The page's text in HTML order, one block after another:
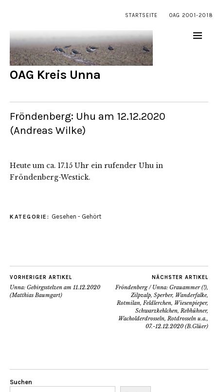
STARTSEITE OAG 2001-2018
OAG Kreis Unna
Fröndenberg: Uhu am 12.12.2020
(Andreas Wilke)
Heute um ca. 17.15 Uhr ein rufender Uhu in
Fröndenberg-Westick.
KATEGORIE: Gesehen - Gehört
VORHERIGER ARTIKEL
Unna: Gebirgsstelzen am 11.12.2020
(Matthias Baumgart)
NÄCHSTER ARTIKEL
Fröndenberg / Unna: Grauammer (!),
Zilpzalp, Sperber, Wanderfalke,
Rotmilan, Feldlerchen, Wiesenpieper,
Schwarzkehlchen, Rebhühner,
Wacholderdrosseln, Rotdrosseln u.a.,
07.-12.12.2020 (B.Glüer)
Suchen